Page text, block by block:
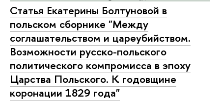
Статья Екатерины Болтуновой в
польском сборнике "Между
соглашательством и цареубийством.
Возможности русско-польского
политического компромисса в эпоху
Царства Польского. К годовщине
коронации 1829 года"